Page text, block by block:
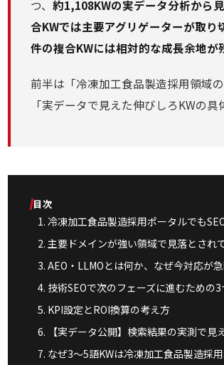
つ、 約1,108KWの実データ分析から
合KWでは主要アグリゲーターが取
件の複合KWには相対的な成長余地が
前半は「冷凍加工食品製造採用領域
「実データで見えた伸びしろKWの
目次
冷凍加工食品製造採用ポータルでも
主要ドメインが強い領域で見落とされ
AEO・LLMOとは何か、なぜ今対応が
技術SEOで次のフェーズに進むための
KPI設定とROI換算の考え方
【実データ公開】検索結果の実測で見
なぜ3〜5語KWは冷凍加工食品製造採